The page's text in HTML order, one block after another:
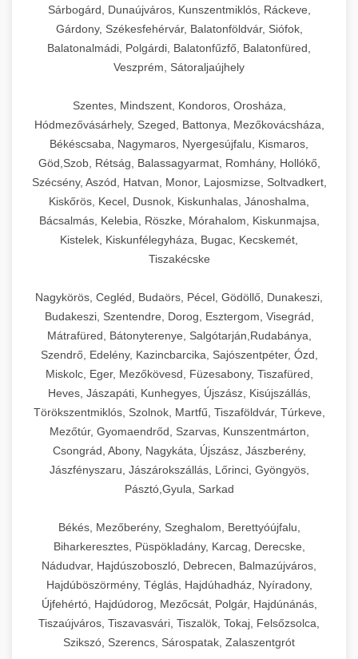
Sárbogárd, Dunaújváros, Kunszentmiklós, Ráckeve,
Gárdony, Székesfehérvár, Balatonföldvár, Siófok,
Balatonalmádi, Polgárdi, Balatonfűzfő, Balatonfüred,
Veszprém, Sátoraljaújhely
Szentes, Mindszent, Kondoros, Orosháza,
Hódmezővásárhely, Szeged, Battonya, Mezőkovácsháza,
Békéscsaba, Nagymaros, Nyergesújfalu, Kismaros,
Göd,Szob, Rétság, Balassagyarmat, Romhány, Hollókő,
Szécsény, Aszód, Hatvan, Monor, Lajosmizse, Soltvadkert,
Kiskőrös, Kecel, Dusnok, Kiskunhalas, Jánoshalma,
Bácsalmás, Kelebia, Röszke, Mórahalom, Kiskunmajsa,
Kistelek, Kiskunfélegyháza, Bugac, Kecskemét,
Tiszakécske
Nagykörös, Cegléd, Budaörs, Pécel, Gödöllő, Dunakeszi,
Budakeszi, Szentendre, Dorog, Esztergom, Visegrád,
Mátrafüred, Bátonyterenye, Salgótarján,Rudabánya,
Szendrő, Edelény, Kazincbarcika, Sajószentpéter, Ózd,
Miskolc, Eger, Mezőkövesd, Füzesabony, Tiszafüred,
Heves, Jászapáti, Kunhegyes, Újszász, Kisújszállás,
Törökszentmiklós, Szolnok, Martfű, Tiszaföldvár, Túrkeve,
Mezőtúr, Gyomaendrőd, Szarvas, Kunszentmárton,
Csongrád, Abony, Nagykáta, Újszász, Jászberény,
Jászfényszaru, Jászárokszállás, Lőrinci, Gyöngyös,
Pásztó,Gyula, Sarkad
Békés, Mezőberény, Szeghalom, Berettyóújfalu,
Biharkeresztes, Püspökladány, Karcag, Derecske,
Nádudvar, Hajdúszoboszló, Debrecen, Balmazújváros,
Hajdúböszörmény, Téglás, Hajdúhadház, Nyíradony,
Újfehértó, Hajdúdorog, Mezőcsát, Polgár, Hajdúnánás,
Tiszaújváros, Tiszavasvári, Tiszalök, Tokaj, Felsőzsolca,
Szikszó, Szerencs, Sárospatak, Zalaszentgrót